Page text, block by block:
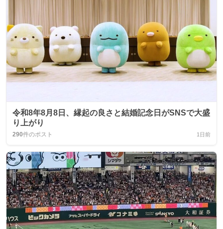
令和8年8月8日、縁起の良さと結婚記念日がSNSで大盛
り上がり
290件のポスト 1日前